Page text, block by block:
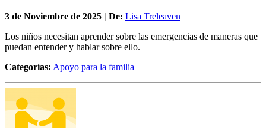
3 de Noviembre de 2025 | De: Lisa Treleaven
Los niños necesitan aprender sobre las emergencias de maneras que
puedan entender y hablar sobre ello.
Categorías: Apoyo para la familia